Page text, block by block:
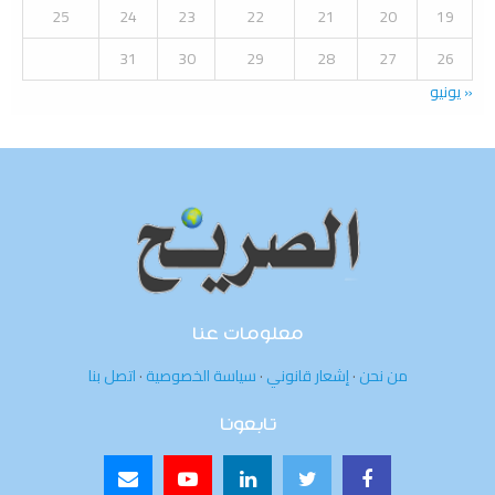
19
20
21
22
23
24
25
26
27
28
29
30
31
« يونيو
معلومات عنا
من نحن·إشعار قانوني·سياسة الخصوصية·اتصل بنا
تابعونا